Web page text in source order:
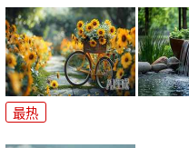
最热